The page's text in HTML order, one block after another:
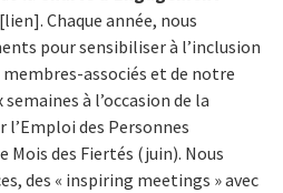
[lien]. Chaque année, nous
pour sensibiliser à l’inclusion
membres-associés et de notre
à l’occasion de la
l’Emploi des Personnes
Mois des Fiertés (juin). Nous
des « inspiring meetings » avec